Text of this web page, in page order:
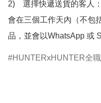
2)　選擇快遞送貨的客人
會在三個工作天內（不包
品，並會以WhatsApp 或
HUNTERxHUNTER全職